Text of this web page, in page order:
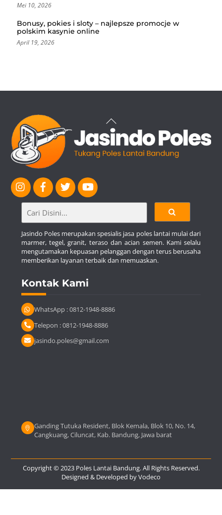
Mei 10, 2026
Bonusy, pokies i sloty – najlepsze promocje w
polskim kasynie online
April 19, 2026
Back
To
Top
Jasindo Poles merupakan spesialis jasa poles lantai mulai dari
marmer, tegel, granit, teraso dan acian semen. Kami selalu
mengutamakan kepuasan pelanggan dengan terus berusaha
memberikan layanan terbaik dan memuaskan.
Kontak Kami
WhatsApp : 0812-1948-8886
Telepon : 0812-1948-8886
jasindo.poles@gmail.com
Ganding Tutuka Resident, Blok Kemala, Blok 10, No. 14,
Cangkuang, Ciluncat, Kab. Bandung, Jawa barat
Copyright © 2023 Poles Lantai Bandung. All Rights Reserved.
Designed & Developed byVodeco